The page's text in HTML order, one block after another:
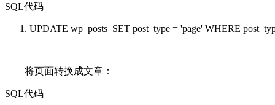
SQL代码
UPDATE wp_posts SET post_type = 'page' WHERE
将页面转换成文章：
SQL代码